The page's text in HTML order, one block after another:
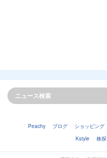
Peachy ブログ ショッピング
Kstyle
株探